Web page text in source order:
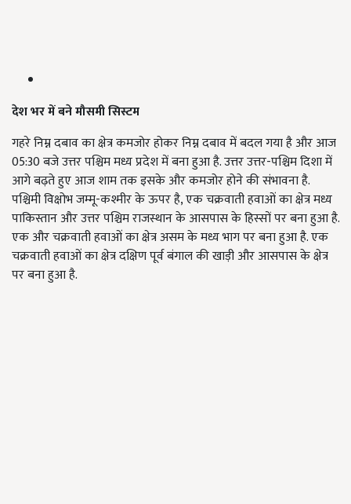
देश भर में बने मौसमी सिस्टम
गहरे निम्न दबाव का क्षेत्र कमजोर होकर निम्न दबाव में बदल गया है और आज
05:30 बजे उत्तर पश्चिम मध्य प्रदेश में बना हुआ है. उत्तर उत्तर-पश्चिम दिशा में
आगे बढ़ते हुए आज शाम तक इसके और कमजोर होने की संभावना है.
पश्चिमी विक्षोभ जम्मू-कश्मीर के ऊपर है,एक चक्रवाती हवाओं का क्षेत्र मध्य
पाकिस्तान और उत्तर पश्चिम राजस्थान के आसपास के हिस्सों पर बना हुआ है.
एक और चक्रवाती हवाओं का क्षेत्र असम के मध्य भाग पर बना हुआ है. एक
चक्रवाती हवाओं का क्षेत्र दक्षिण पूर्व बंगाल की खाड़ी और आसपास के क्षेत्र
पर बना हुआ है.